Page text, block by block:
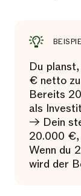
Du
€ netto
Bereits
als
→ Dein
20.000 €,
Wenn du
wird der